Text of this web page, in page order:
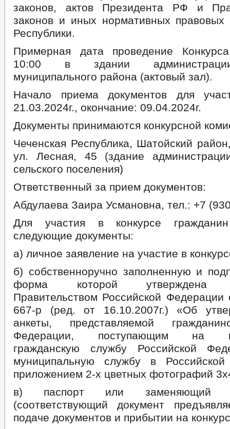
законов, актов Президента РФ и
законов и иных нормативных правовых
Республики.
Примерная дата проведение
10:00 в здании
муниципального района (актовый зал).
Начало приема документов для
21.03.2024г., окончание: 09.04.2024г.
Документы принимаются конкурсной
Чеченская Республика, Шатойский
ул. Лесная, 45 (здание
сельского поселения)
Ответственный за прием документов:
Абдулаева Заира Усмановна, тел.: +7
Для участия в конкурсе гражданин
следующие документы:
а) личное заявление на участие в
б) собственноручно заполненную и
форма которой утверждена
Правительством Российской
667-р (ред. от 16.10.2007г.) «Об
анкеты, представляемой
Федерации, поступающим на
гражданскую службу Российской
муниципальную службу в
приложением 2-х цветных фотографий
в) паспорт или заменяющий
(соответствующий документ
подаче документов и прибытии на